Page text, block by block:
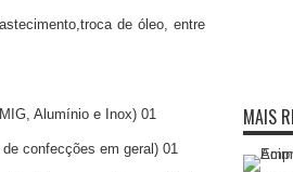
de óleo, entre
Alumínio e Inox) 01
confecções em geral) 01
MAIS